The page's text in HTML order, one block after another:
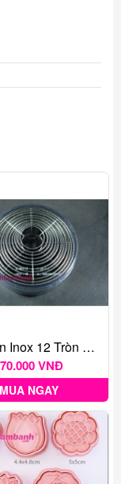
Bộ Nhấn Inox 12 Tròn Đủ Cỡ
VNĐ
MUA NGAY